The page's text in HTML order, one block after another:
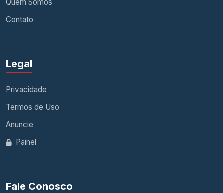
Quem Somos
Contato
Legal
Privacidade
Termos de Uso
Anuncie
Painel
Fale Conosco